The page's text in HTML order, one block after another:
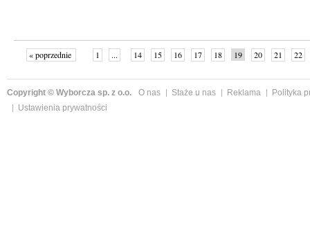
« poprzednie 1 ... 14 15 16 17 18 19 20 21
22
Copyright © Wyborcza sp. z o.o. O nas Staże u nas Reklama
Polityka
Ustawienia prywatności